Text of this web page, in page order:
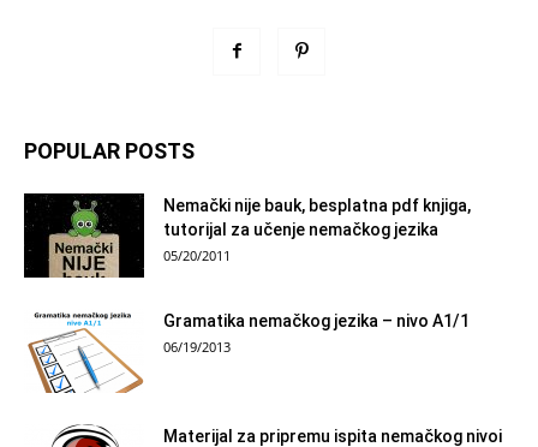
POPULAR POSTS
Nemački nije bauk, besplatna pdf knjiga,
tutorijal za učenje nemačkog jezika
05/20/2011
Gramatika nemačkog jezika – nivo A1/1
06/19/2013
Materijal za pripremu ispita nemačkog nivoi